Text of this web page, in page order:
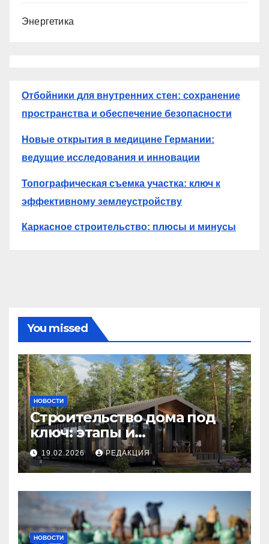
Энергетика
Отбойники для внутренних стен: сохранение
пространства и обеспечение безопасности
Новые открытия в медицине Германии:
ведущие исследования и инновации
Топографическая съемка участка: ключ к
эффективному землеустройству
Каркасное строительство: плюсы и минусы
You missed
НОВОСТИ
Строительство дома под
ключ: этапы и
планирование бюджета
19.02.2026 РЕДАКЦИЯ
НОВОСТИ